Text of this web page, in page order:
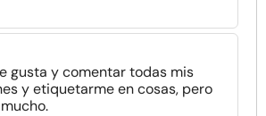
gusta y comentar todas mis
y etiquetarme en cosas, pero